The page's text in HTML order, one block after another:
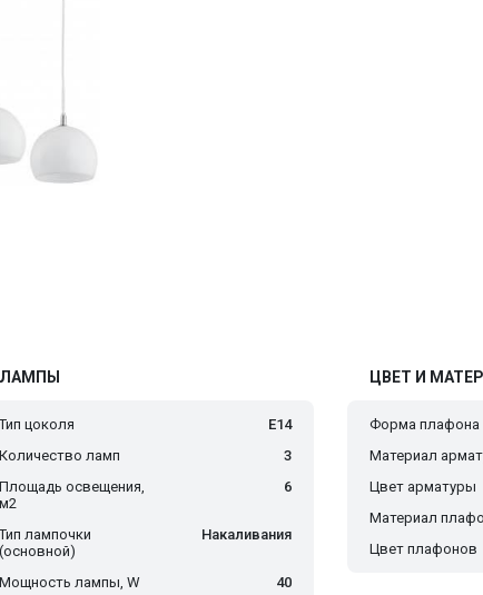
ЛАМПЫ
цоколя
E14
Количество ламп
3
Площадь освещения,
м2
6
лампочки
(основной)
Накаливания
Мощность лампы, W
40
ЦВЕТ И
Форма плафона
Материал
Цвет арматуры
Материал
Цвет плафонов